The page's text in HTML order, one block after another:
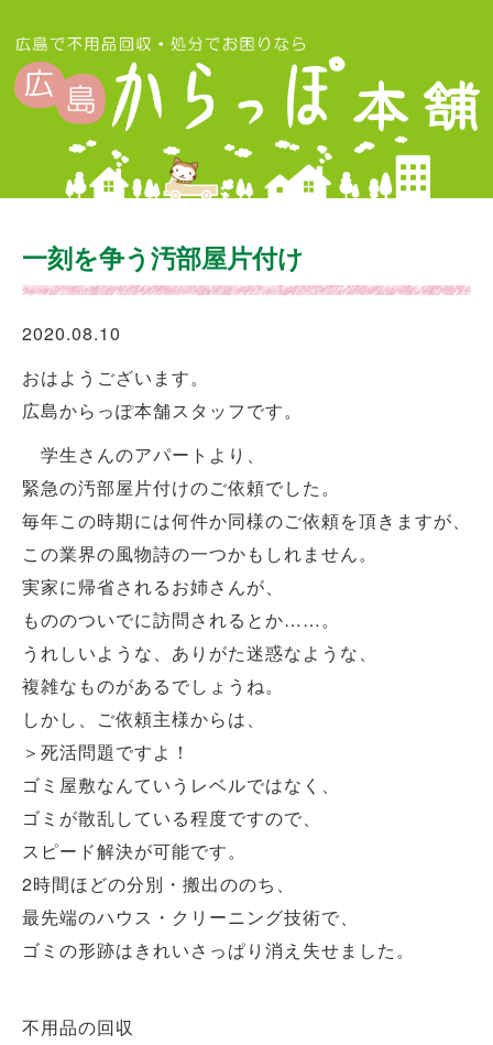
一刻を争う汚部屋片付け
2020.08.10
おはようございます。
広島からっぽ本舗スタッフです。
学生さんのアパートより、
緊急の汚部屋片付けのご依頼でした。
毎年この時期には何件か同様のご依頼を頂きますが、
この業界の風物詩の一つかもしれません。
実家に帰省されるお姉さんが、
もののついでに訪問されるとか……。
うれしいような、ありがた迷惑なような、
複雑なものがあるでしょうね。
しかし、ご依頼主様からは、
＞死活問題ですよ！
ゴミ屋敷なんていうレベルではなく、
ゴミが散乱している程度ですので、
スピード解決が可能です。
2時間ほどの分別・搬出ののち、
最先端のハウス・クリーニング技術で、
ゴミの形跡はきれいさっぱり消え失せました。
不用品の回収